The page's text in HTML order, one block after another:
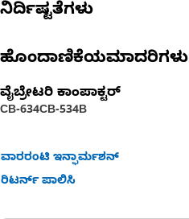
ನಿರ್ದಿಷ್ಟತೆಗಳು
ಹೊಂದಾಣಿಕೆಯಮಾದರಿಗಳು
ವೈಬ್ರೇಟರಿ ಕಾಂಪಾಕ್ಟರ್‌
CB-634CB-534B
ವಾರರಂಟಿ ಇನ್ಫಾರ್ಮಶನ್
ರಿಟರ್ನ್ ಪಾಲಿಸಿ